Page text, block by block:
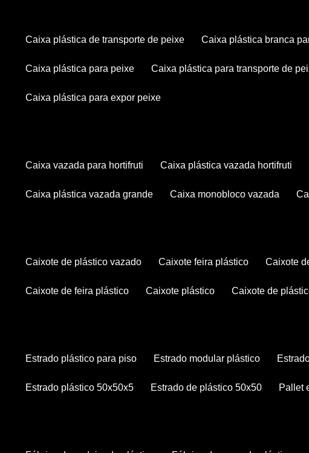
caixa plástica de transporte de peixe caixa plástica branca
caixa plástica para peixe caixa plástica para transporte de
caixa plástica para expor peixe
caixa vazada para hortifruti caixa plástica vazada hortifruti
caixa plástica vazada grande caixa monobloco vazada
caixote de plástico vazado caixote feira plástico caixote
caixote de feira plástico caixote plástico caixote de
estrado plástico para piso estrado modular plástico
estrado plástico 50x50x5 estrado de plástico 50x50